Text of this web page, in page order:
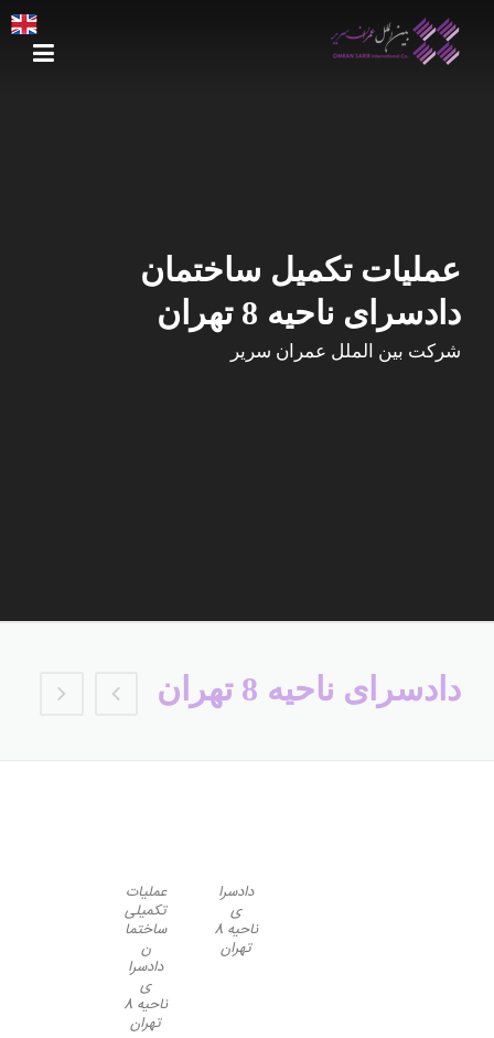
content
عملیات تکمیل ساختمان
دادسرای ناحیه 8 تهران
شرکت بین الملل عمران سریر
دادسرای ناحیه 8 تهران
دادسرا
ی
ناحیه 8
تهران
عملیات
تکمیلی
ساختما
ن
دادسرا
ی
ناحیه 8
تهران